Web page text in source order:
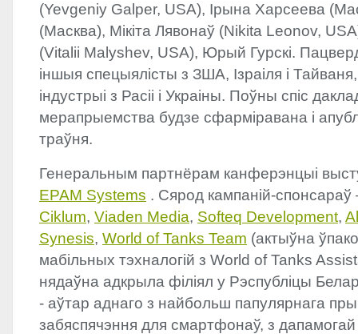
(Yevgeniy Galper, USA), Ірына Харсеева
(Масква), Мікіта Лявонаў (Nikita Leonov, USA
(Vitalii Malyshev, USA), Юрый Гурскі.
іншыя спецыялісты з ЗША, Ізраіля і
індустрыі з Расіі і Украіны. Поўны спіс
мерапрыемства будзе сфарміравана і
траўня.
Генеральным партнёрам канферэнцыі
EPAM Systems . Сярод кампаній-
Ciklum, Viaden Media, Softeq Development,
Synesis, World of Tanks Team (актыўна
мабільных тэхналогій з World of Tanks
нядаўна адкрыла філіял у Рэспубліцы
- аўтар аднаго з найбольш папулярнага
забяспячэння для смартфонаў, з дапамогай